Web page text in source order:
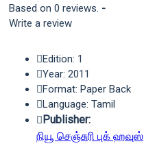
Based on 0 reviews. -
Write a review
Edition: 1
Year: 2011
Format: Paper Back
Language: Tamil
Publisher:
நியூ செஞ்சுரி புக் ஹவுஸ்